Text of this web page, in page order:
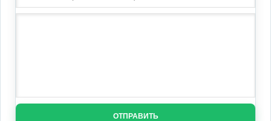
ОТПРАВИТЬ